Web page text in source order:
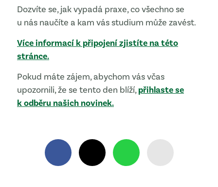
Dozvíte se, jak vypadá praxe, co všechno se
u nás naučíte a kam vás studium může zavést.
Více informací k připojení zjistíte na této
stránce.
Pokud máte zájem, abychom vás včas
upozornili, že se tento den blíží,přihlaste se
k odběru našich novinek.